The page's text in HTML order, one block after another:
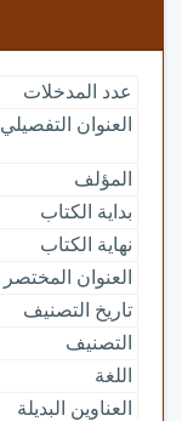
عدد المدخلات
العنوان التفصيلي
المؤلف
بداية الكتاب
نهاية الكتاب
العنوان المختصر
تاريخ التصنيف
التصنيف
اللغة
العناوين البديلة